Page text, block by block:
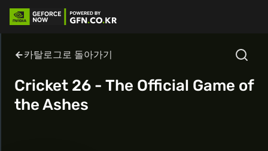
카탈로그로 돌아가기
Cricket 26 - The Official Game of
the Ashes